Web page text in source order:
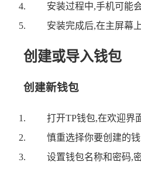
安装过程中,手机可能
安装完成后,在主屏幕
创建或导入钱包
创建新钱包
打开TP钱包,在欢迎界
慎重选择你要创建的
设置钱包名称和密码,